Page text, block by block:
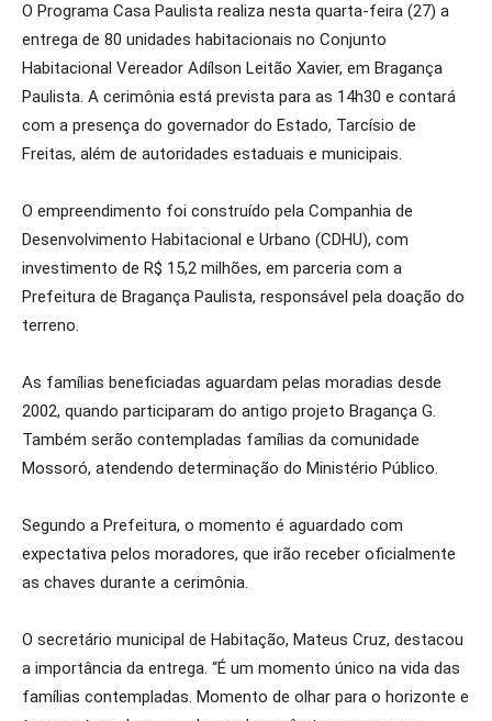
O Programa Casa Paulista realiza nesta quarta-feira (27) a
entrega de 80 unidades habitacionais no Conjunto
Habitacional Vereador Adílson Leitão Xavier, em Bragança
Paulista. A cerimônia está prevista para as 14h30 e contará
com a presença do governador do Estado, Tarcísio de
Freitas, além de autoridades estaduais e municipais.
O empreendimento foi construído pela Companhia de
Desenvolvimento Habitacional e Urbano (CDHU), com
investimento de R$ 15,2 milhões, em parceria com a
Prefeitura de Bragança Paulista, responsável pela doação do
terreno.
As famílias beneficiadas aguardam pelas moradias desde
2002, quando participaram do antigo projeto Bragança G.
Também serão contempladas famílias da comunidade
Mossoró, atendendo determinação do Ministério Público.
Segundo a Prefeitura, o momento é aguardado com
expectativa pelos moradores, que irão receber oficialmente
as chaves durante a cerimônia.
O secretário municipal de Habitação, Mateus Cruz, destacou
a importância da entrega. “É um momento único na vida das
famílias contempladas. Momento de olhar para o horizonte e